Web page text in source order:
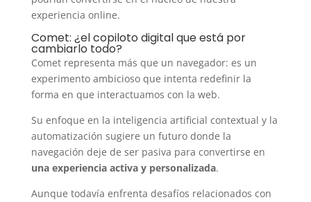
experiencia online.
Comet: ¿el copiloto digital que está por
cambiarlo todo?
Comet representa más que un navegador: es un
experimento ambicioso que intenta redefinir la
forma en que interactuamos con la web.
Su enfoque en la inteligencia artificial contextual y la
automatización sugiere un futuro donde la
navegación deje de ser pasiva para convertirse en
una experiencia activa y personalizada.
Aunque todavía enfrenta desafíos relacionados con